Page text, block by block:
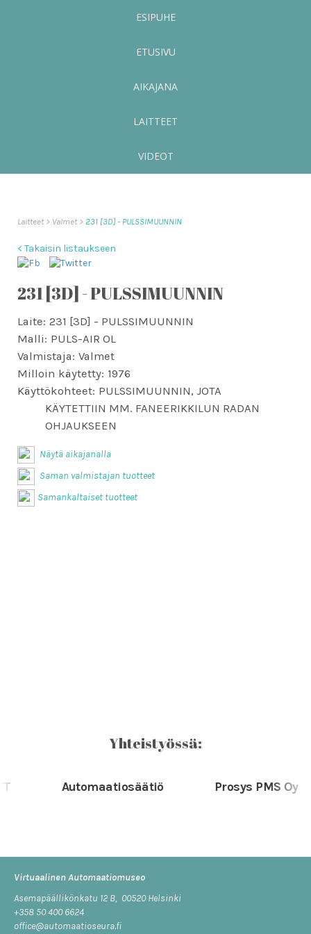
ESIPUHE
ETUSIVU
AIKAJANA
LAITTEET
VIDEOT
Laitteet Valmet 231 [3D] - PULSSIMUUNNIN
< Takaisin listaukseen
231 [3D] - PULSSIMUUNNIN
Laite: 231 [3D] - PULSSIMUUNNIN
Malli: PULS-AIR OL
Valmistaja: Valmet
Milloin käytetty: 1976
Käyttökohteet: PULSSIMUUNNIN, JOTA
KÄYTETTIIN MM. FANEERIKKILUN RADAN
OHJAUKSEEN
Näytä aikajanalla
Saman valmistajan tuotteet
Samankaltaiset tuotteet
Yhteistyössä:
Automaatiosäätiö Prosys PMS Oy
Virtuaalinen Automaatiomuseo
Asemapäällikönkatu 12 B, 00520 Helsinki
+358 50 400 6624
office@automaatioseura.fi